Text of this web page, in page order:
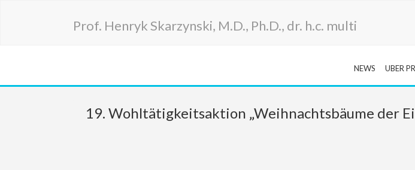
Prof. Henryk Skarzynski, M.D., Ph.D., dr. h.c. multi
NEWS UBER
19. Wohltätigkeitsaktion „Weihnachtsbäume der